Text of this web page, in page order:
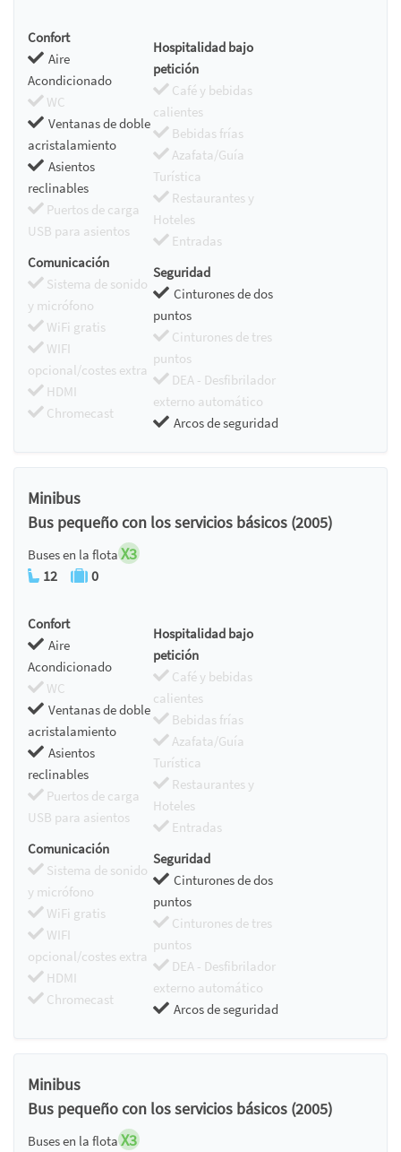
Confort
Aire
Acondicionado
WC
Ventanas de doble
acristalamiento
Asientos
reclinables
Puertos de carga
USB para asientos
Hospitalidad bajo
petición
Café y bebidas
calientes
Bebidas frías
Azafata/Guía
Turística
Restaurantes y
Hoteles
Entradas
Comunicación
Sistema de sonido
y micrófono
WiFi gratis
WIFI
opcional/costes extra
HDMI
Chromecast
Seguridad
Cinturones de dos
puntos
Cinturones de tres
puntos
DEA - Desfibrilador
externo automático
Arcos de seguridad
Minibus
Bus pequeño con los servicios básicos (2005)
Buses en la flota X3
12 0
Confort
Aire
Acondicionado
WC
Ventanas de doble
acristalamiento
Asientos
reclinables
Puertos de carga
USB para asientos
Hospitalidad bajo
petición
Café y bebidas
calientes
Bebidas frías
Azafata/Guía
Turística
Restaurantes y
Hoteles
Entradas
Comunicación
Sistema de sonido
y micrófono
WiFi gratis
WIFI
opcional/costes extra
HDMI
Chromecast
Seguridad
Cinturones de dos
puntos
Cinturones de tres
puntos
DEA - Desfibrilador
externo automático
Arcos de seguridad
Minibus
Bus pequeño con los servicios básicos (2005)
Buses en la flota X3